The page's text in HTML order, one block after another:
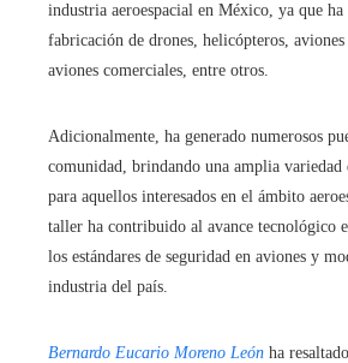
industria aeroespacial en México, ya que
fabricación de drones, helicópteros,
aviones comerciales, entre otros.
Adicionalmente, ha generado numerosos
comunidad, brindando una amplia variedad
para aquellos interesados en el ámbito
taller ha contribuido al avance tecnológico
los estándares de seguridad en aviones y
industria del país.
Bernardo Eucario Moreno León ha